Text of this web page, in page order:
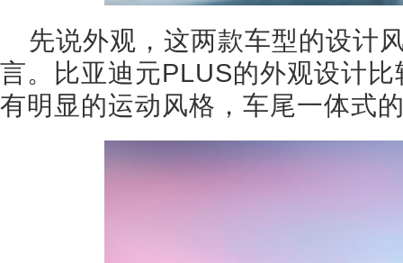
先说外观，这两款车型的设计
言。比亚迪元PLUS的外观设计
有明显的运动风格，车尾一体式